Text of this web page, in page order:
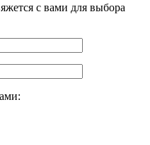
с вами для выбора